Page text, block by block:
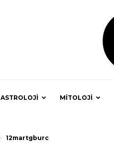
ASTROLOJİ MİTOLOJİ
12martgburc